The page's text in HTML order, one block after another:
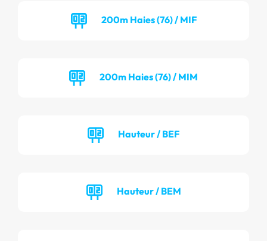
200m Haies (76) / MIF
200m Haies (76) / MIM
Hauteur / BEF
Hauteur / BEM